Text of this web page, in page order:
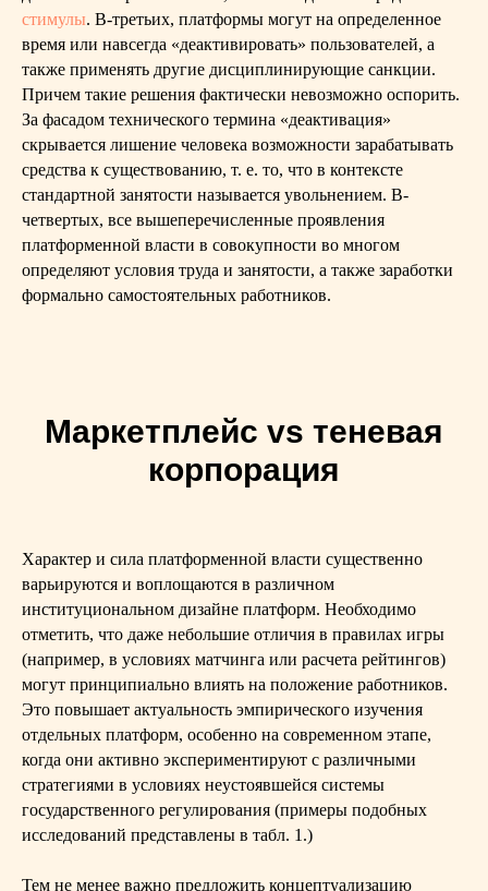
стимулы. В-третьих, платформы могут на определенное
время или навсегда «деактивировать» пользователей, а
также применять другие дисциплинирующие санкции.
Причем такие решения фактически невозможно оспорить.
За фасадом технического термина «деактивация»
скрывается лишение человека возможности зарабатывать
средства к существованию, т. е. то, что в контексте
стандартной занятости называется увольнением. В-
четвертых, все вышеперечисленные проявления
платформенной власти в совокупности во многом
определяют условия труда и занятости, а также заработки
формально самостоятельных работников.
Маркетплейс vs теневая
корпорация
Характер и сила платформенной власти существенно
варьируются и воплощаются в различном
институциональном дизайне платформ. Необходимо
отметить, что даже небольшие отличия в правилах игры
(например, в условиях матчинга или расчета рейтингов)
могут принципиально влиять на положение работников.
Это повышает актуальность эмпирического изучения
отдельных платформ, особенно на современном этапе,
когда они активно экспериментируют с различными
стратегиями в условиях неустоявшейся системы
государственного регулирования (примеры подобных
исследований представлены в табл. 1.)
Тем не менее важно предложить концептуализацию